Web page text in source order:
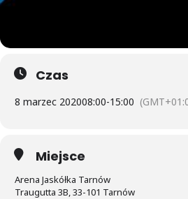
Czas
8 marzec 202008:00-15:00
Miejsce
Arena Jaskółka Tarnów
Traugutta 3B, 33-101 Tarnów